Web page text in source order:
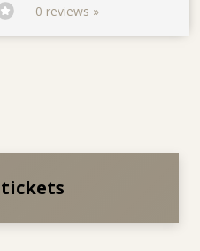
0 reviews »